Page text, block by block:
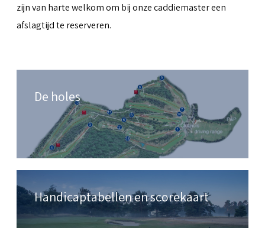
zijn van harte welkom om bij onze caddiemaster een
afslagtijd te reserveren.
De holes
Handicaptabellen en scorekaart